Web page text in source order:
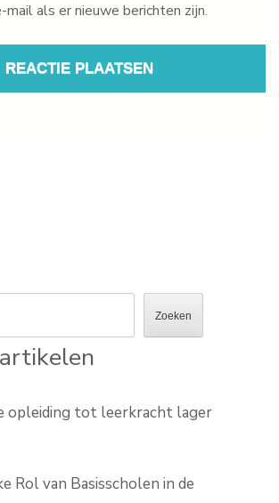
mail als er nieuwe berichten zijn.
Zoeken
opleiding tot leerkracht lager
Rol van Basisscholen in de